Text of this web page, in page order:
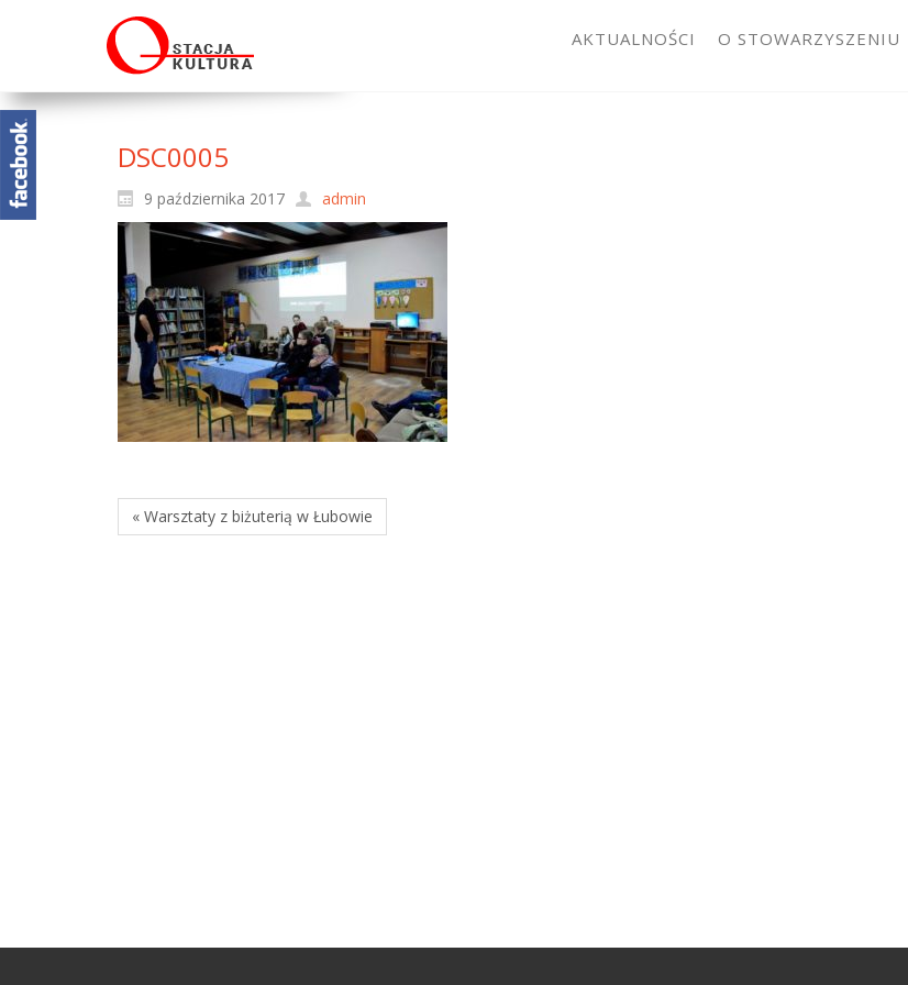
AKTUALNOŚCI O STOWARZYSZENIU
DSC0005
9 października 2017 admin
« Warsztaty z biżuterią w Łubowie